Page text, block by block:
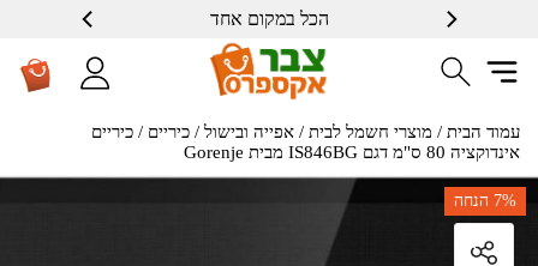
הכל במקום אחד
שרות ברמה גבוה
עמוד הבית / מוצרי חשמל לבית / אפייה ובישול / כיריים / כיריים
אינדוקציה 80 ס"מ דגם IS846BG מבית Gorenje
7% הנחה